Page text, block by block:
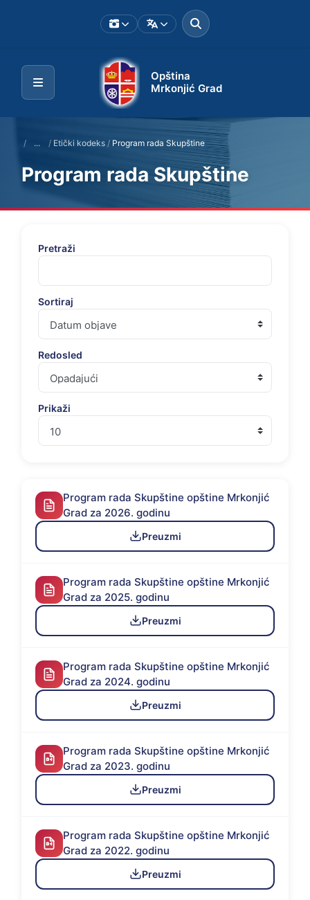
Opština
Mrkonjić Grad
/ ... / Etički kodeks / Program rada Skupštine
Program rada Skupštine
Pretraži
Sortiraj
Redosled
Prikaži
Program rada Skupštine opštine Mrkonjić
Grad za 2026. godinu
Preuzmi
Program rada Skupštine opštine Mrkonjić
Grad za 2025. godinu
Preuzmi
Program rada Skupštine opštine Mrkonjić
Grad za 2024. godinu
Preuzmi
Program rada Skupštine opštine Mrkonjić
Grad za 2023. godinu
Preuzmi
Program rada Skupštine opštine Mrkonjić
Grad za 2022. godinu
Preuzmi